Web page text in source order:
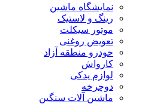
نمایشگاه ماشین
رینگ و لاستیک
موتور سیکلت
تعویض روغنی
خودرو منطقه آزاد
کارواش
لوازم یدکی
دوچرخه
ماشین آلات سنگین